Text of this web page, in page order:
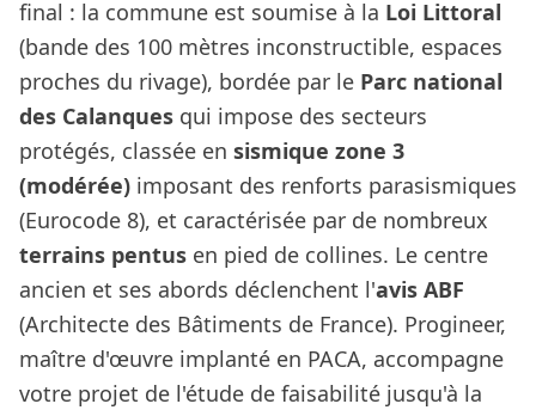
final : la commune est soumise à la Loi Littoral
(bande des 100 mètres inconstructible, espaces
proches du rivage), bordée par le Parc national
des Calanques qui impose des secteurs
protégés, classée en sismique zone 3
(modérée) imposant des renforts parasismiques
(Eurocode 8), et caractérisée par de nombreux
terrains pentus en pied de collines. Le centre
ancien et ses abords déclenchent l'avis ABF
(Architecte des Bâtiments de France). Progineer,
maître d'œuvre implanté en PACA, accompagne
votre projet de l'étude de faisabilité jusqu'à la